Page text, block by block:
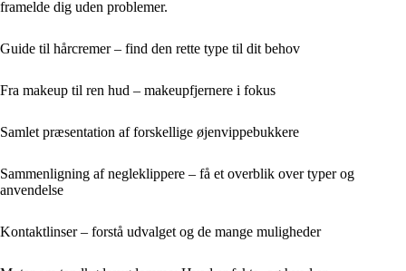
framelde dig uden problemer.
Guide til hårcremer – find den rette type til dit behov
Fra makeup til ren hud – makeupfjernere i fokus
Samlet præsentation af forskellige øjenvippebukkere
Sammenligning af negleklippere – få et overblik over typer og
anvendelse
Kontaktlinser – forstå udvalget og de mange muligheder